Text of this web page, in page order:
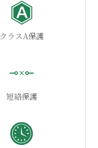
クラスA保護
短絡保護